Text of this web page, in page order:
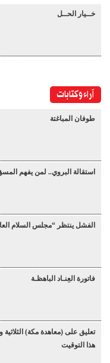
خــيار الحــل
آراء وكتابات
طوفان المباغتة
استقالة البروي.. لمن يفهم
الفشل ينتظر “مجلس السلام
فاتورة العِنـاد الباهظـة
تعليق على (معاهدة مكة) الثلاثية
هذا التوقيت